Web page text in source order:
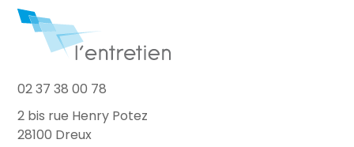
02 37 38 00 78
2 bis rue Henry Potez
28100 Dreux